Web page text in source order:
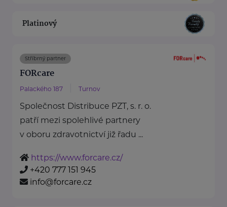
Platinový
Stříbrný partner
FORcare
Palackého 187 Turnov
Společnost Distribuce PZT, s. r. o.
patří mezi spolehlivé partnery
v oboru zdravotnictví již řadu ...
https://www.forcare.cz/
+420 777 151 945
info@forcare.cz